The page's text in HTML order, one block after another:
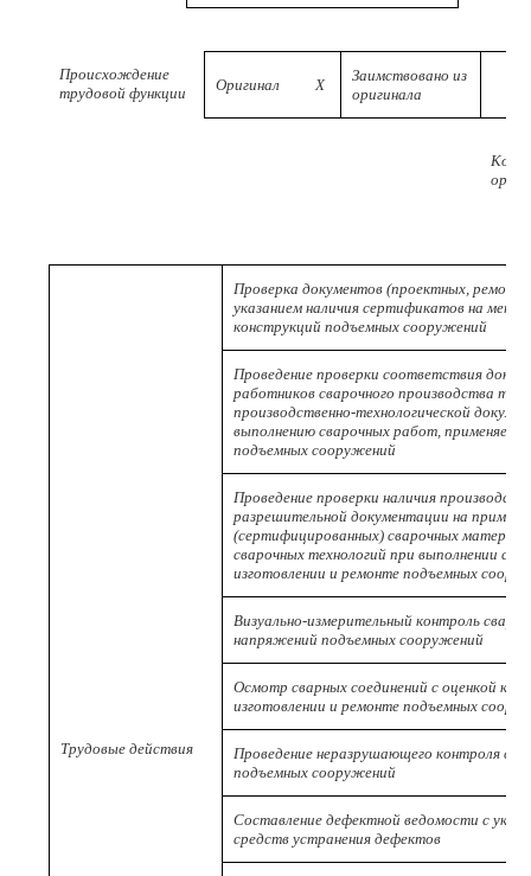
Происхождение
трудовой функции
Оригинал X
Заимствовано из
оригинала
Код
Трудовые действия
Проверка документов (проектных,
указанием наличия сертификатов на
конструкций подъемных сооружений
Проведение проверки соответствия
работников сварочного производства
производственно-технологической
выполнению сварочных работ,
подъемных сооружений
Проведение проверки наличия
разрешительной документации на
(сертифицированных) сварочных
сварочных технологий при выполнении
изготовлении и ремонте подъемных
Визуально-измерительный контроль
напряжений подъемных сооружений
Осмотр сварных соединений с оценкой
изготовлении и ремонте подъемных
Проведение неразрушающего контроля
подъемных сооружений
Составление дефектной ведомости с
средств устранения дефектов